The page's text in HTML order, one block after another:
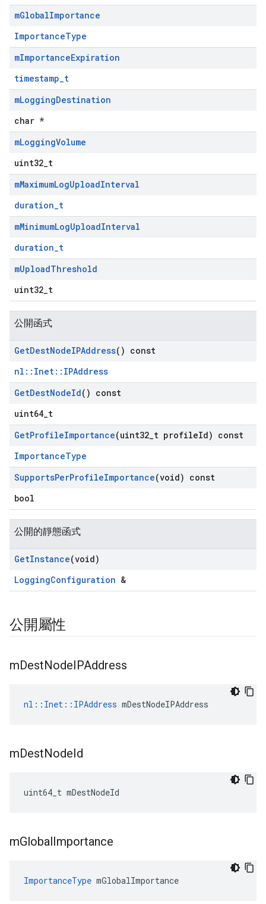
mGlobalImportance
ImportanceType
mImportanceExpiration
timestamp_t
mLoggingDestination
char *
mLoggingVolume
uint32_t
mMaximumLogUploadInterval
duration_t
mMinimumLogUploadInterval
duration_t
mUploadThreshold
uint32_t
公開函式
GetDestNodeIPAddress() const
nl::Inet::IPAddress
GetDestNodeId() const
uint64_t
GetProfileImportance(uint32 t profileId) const
ImportanceType
SupportsPerProfileImportance(void) const
bool
公開的靜態函式
GetInstance(void)
LoggingConfiguration &
公開屬性
mDestNodeIPAddress
nl::Inet::IPAddress mDestNodeIPAddress
mDestNodeId
uint64_t mDestNodeId
mGlobalImportance
ImportanceType mGlobalImportance